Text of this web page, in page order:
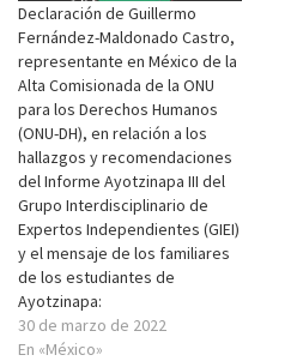
Declaración de Guillermo
Fernández-Maldonado Castro,
representante en México de la
Alta Comisionada de la ONU
para los Derechos Humanos
(ONU-DH), en relación a los
hallazgos y recomendaciones
del Informe Ayotzinapa III del
Grupo Interdisciplinario de
Expertos Independientes (GIEI)
y el mensaje de los familiares
de los estudiantes de
Ayotzinapa:
30 de marzo de 2022
En «México»